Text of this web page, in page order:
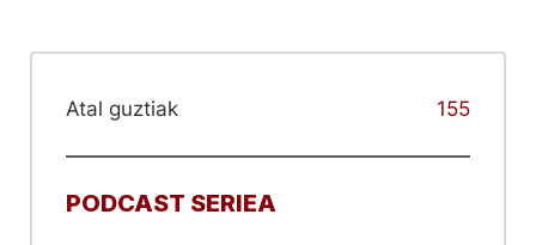
Atal guztiak 155
PODCAST SERIEA